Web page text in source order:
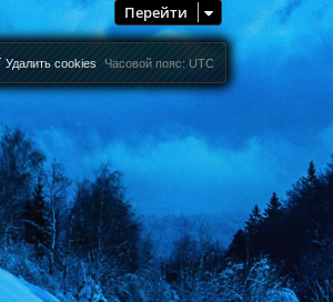
я
а
у
Перейти
Часовой пояс: UTC
Удалить cookies